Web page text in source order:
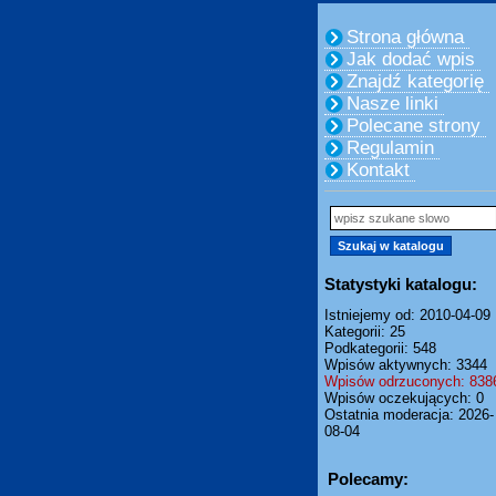
Strona główna
Jak dodać wpis
Znajdź kategorię
Nasze linki
Polecane strony
Regulamin
Kontakt
Statystyki katalogu:
Istniejemy od: 2010-04-09
Kategorii: 25
Podkategorii: 548
Wpisów aktywnych: 3344
Wpisów odrzuconych:
Wpisów oczekujących: 0
Ostatnia moderacja: 2026-
08-04
Polecamy: